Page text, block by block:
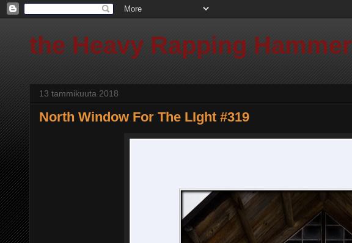
the Heavy Rapping Hammer
13 tammikuuta 2018
North Window For The LIght #319